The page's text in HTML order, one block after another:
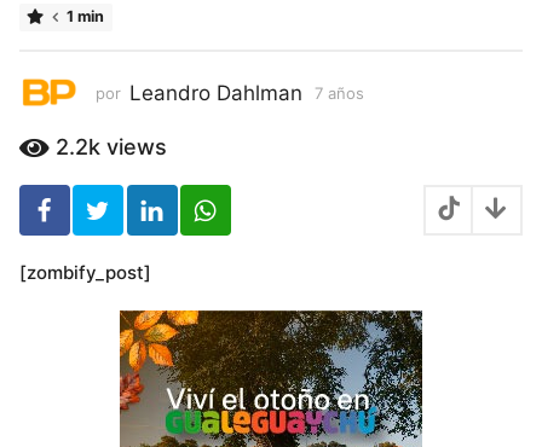
a
o
s
1 min
por Leandro Dahlman 7 años
2.2k views
[zombify_post]